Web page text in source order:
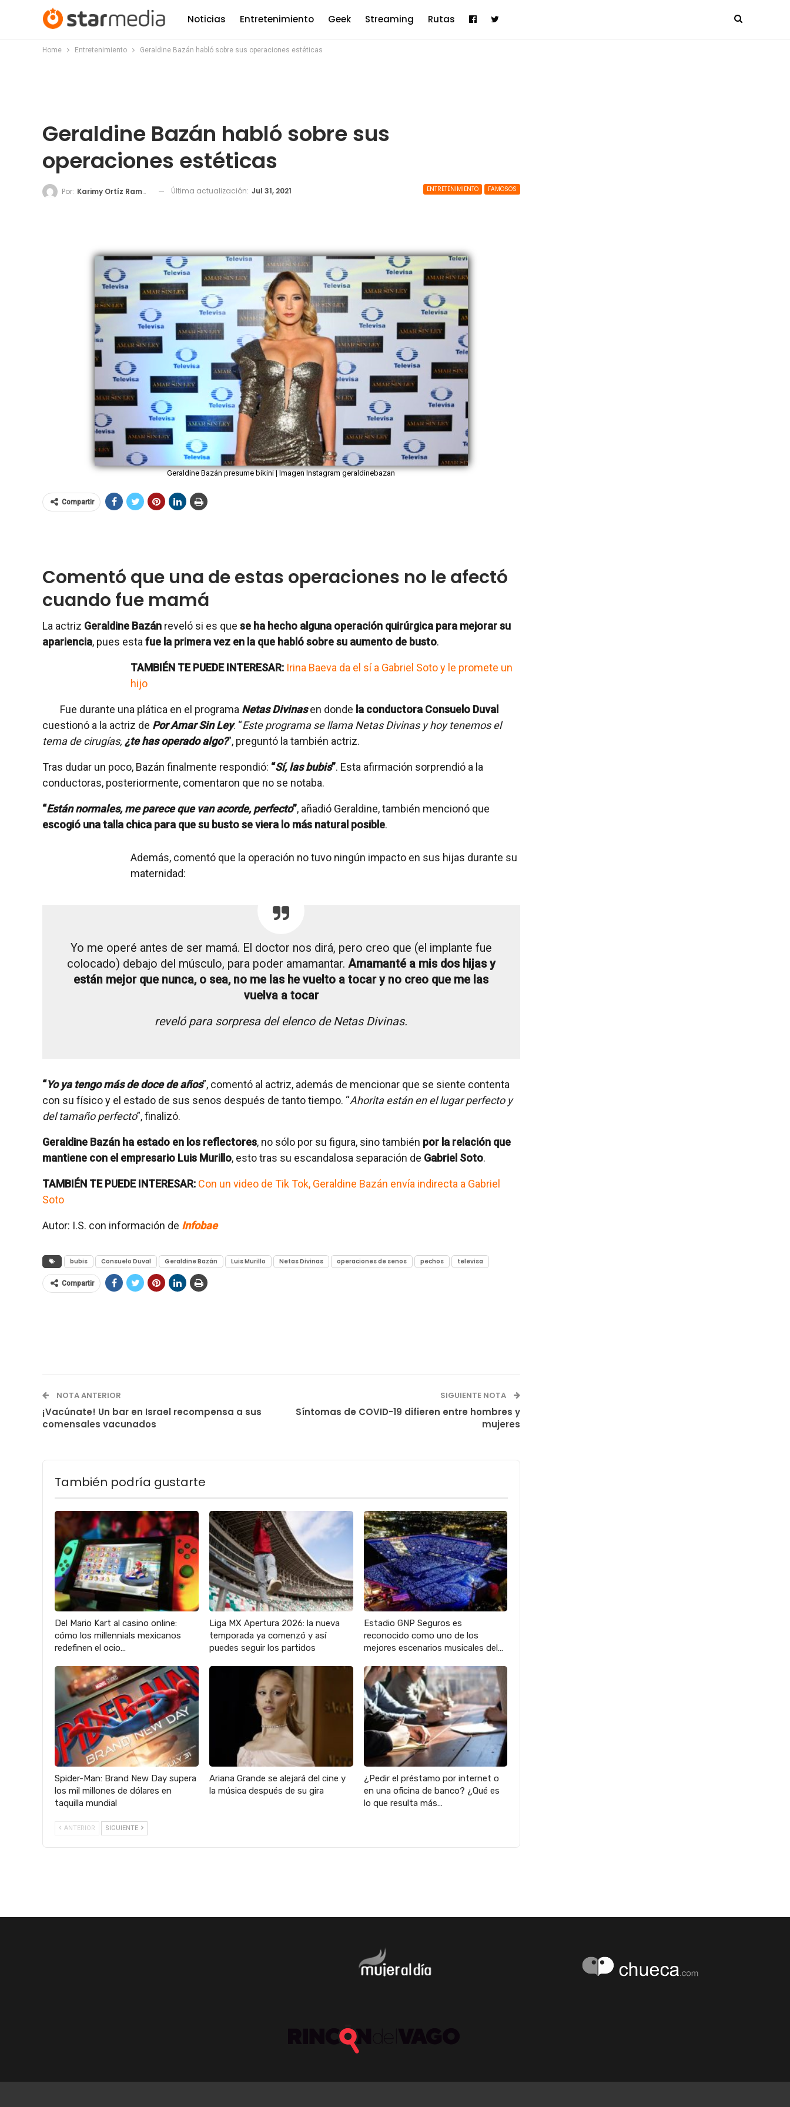
Noticias Entretenimiento Geek Streaming Rutas
Home Entretenimiento Geraldine Bazán habló sobre sus operaciones estéticas
Geraldine Bazán habló sobre sus
operaciones estéticas
ENTRETENIMIENTO FAMOSOS
Por: Karimy Ortíz Ramos Última actualización: Jul 31, 2021
Geraldine Bazán presume bikini | Imagen Instagram geraldinebazan
Compartir
Comentó que una de estas operaciones no le afectó
cuando fue mamá
La actriz Geraldine Bazán reveló si es que se ha hecho alguna operación quirúrgica para mejorar su
apariencia, pues esta fue la primera vez en la que habló sobre su aumento de busto.
TAMBIÉN TE PUEDE INTERESAR: Irina Baeva da el sí a Gabriel Soto y le promete un
hijo
Fue durante una plática en el programa Netas Divinasen donde la conductora Consuelo Duval
cuestionó a la actriz de Por Amar Sin Ley. “Este programa se llama Netas Divinas y hoy tenemos el
tema de cirugías, ¿te has operado algo?”, preguntó la también actriz.
Tras dudar un poco, Bazán finalmente respondió: “Sí, las bubis”. Esta afirmación sorprendió a la
conductoras, posteriormente, comentaron que no se notaba.
“Están normales, me parece que van acorde, perfecto”, añadió Geraldine, también mencionó que
escogió una talla chica para que su busto se viera lo más natural posible.
Además, comentó que la operación no tuvo ningún impacto en sus hijas durante su
maternidad:
Yo me operé antes de ser mamá. El doctor nos dirá, pero creo que (el implante fue
colocado) debajo del músculo, para poder amamantar. Amamanté a mis dos hijas y
están mejor que nunca, o sea, no me las he vuelto a tocar y no creo que me las
vuelva a tocar
reveló para sorpresa del elenco deNetas Divinas.
“Yo ya tengo más de doce de años”, comentó al actriz, además de mencionar que se siente contenta
con su físico y el estado de sus senos después de tanto tiempo. “Ahorita están en el lugar perfecto y
del tamaño perfecto”, finalizó.
Geraldine Bazán ha estado en los reflectores, no sólo por su figura, sino también por la relación que
mantiene con el empresario Luis Murillo, esto tras su escandalosa separación de Gabriel Soto.
TAMBIÉN TE PUEDE INTERESAR: Con un video de Tik Tok, Geraldine Bazán envía indirecta a Gabriel
Soto
Autor: I.S. con información de Infobae
bubis Consuelo Duval Geraldine Bazán Luis Murillo Netas Divinas operaciones de senos pechos televisa
Compartir
NOTA ANTERIOR
¡Vacúnate! Un bar en Israel recompensa a sus
comensales vacunados
SIGUIENTE NOTA
Síntomas de COVID-19 difieren entre hombres y
mujeres
También podría gustarte
Del Mario Kart al casino online:
cómo los millennials mexicanos
redefinen el ocio…
Liga MX Apertura 2026: la nueva
temporada ya comenzó y así
puedes seguir los partidos
Estadio GNP Seguros es
reconocido como uno de los
mejores escenarios musicales del…
Spider-Man: Brand New Day supera
los mil millones de dólares en
taquilla mundial
Ariana Grande se alejará del cine y
la música después de su gira
¿Pedir el préstamo por internet o
en una oficina de banco? ¿Qué es
lo que resulta más…
ANTERIOR SIGUIENTE